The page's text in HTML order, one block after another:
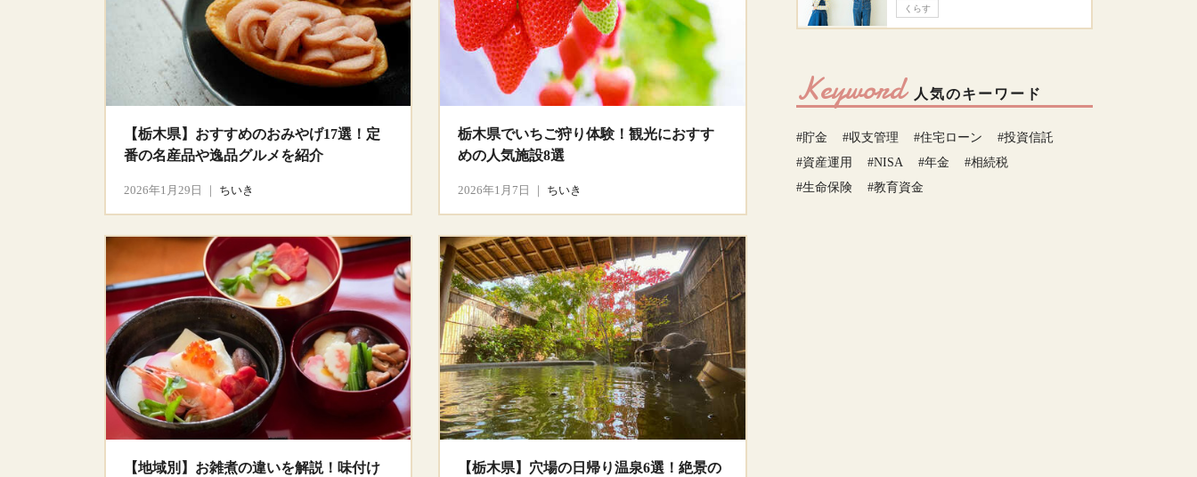
【栃木県】おすすめのおみやげ17選！定
番の名産品や逸品グルメを紹介
2026年1月29日 ｜ ちいき
栃木県でいちご狩り体験！観光におすす
めの人気施設8選
2026年1月7日 ｜ ちいき
【地域別】お雑煮の違いを解説！味付け
【栃木県】穴場の日帰り温泉6選！絶景の
くらす
Keyword 人気のキーワード
#貯金 #収支管理 #住宅ローン
#投資信託
#資産運用
#NISA #年金
#相続税
#生命保険
#教育資金